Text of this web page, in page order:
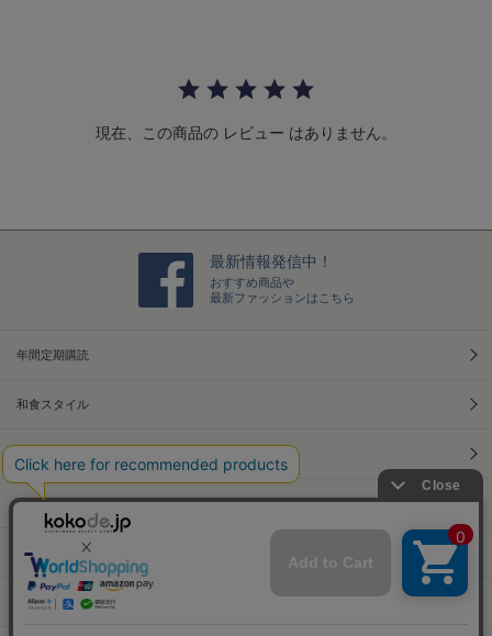
i
現在、この商品の レビュー はありません。
最新情報発信中！
おすすめ商品や
最新ファッションはこちら
年間定期購読
和食スタイル
本屋さんへ行こう！キャンペーン
Information
Official Site